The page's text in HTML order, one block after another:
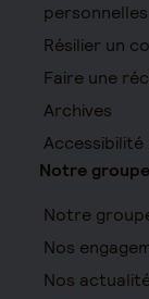
personnelles
Résilier un
Faire une
Archives
Notre groupe
Notre
Nos
Nos